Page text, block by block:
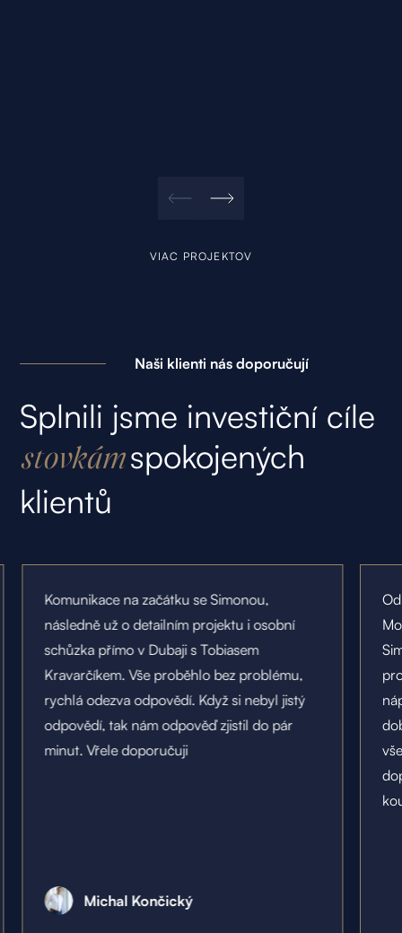
VIAC PROJEKTOV
Naši klienti nás doporučují
Splnili jsme investiční cíle
stovkámspokojených
klientů
Komunikace na začátku se Simonou,
následně už o detailním projektu i osobní
schůzka přímo v Dubaji s Tobiasem
Kravarčíkem. Vše proběhlo bez problému,
rychlá odezva odpovědí. Když si nebyl jistý
odpovědí, tak nám odpověď zjistil do pár
minut. Vřele doporučuji
Michal Končický